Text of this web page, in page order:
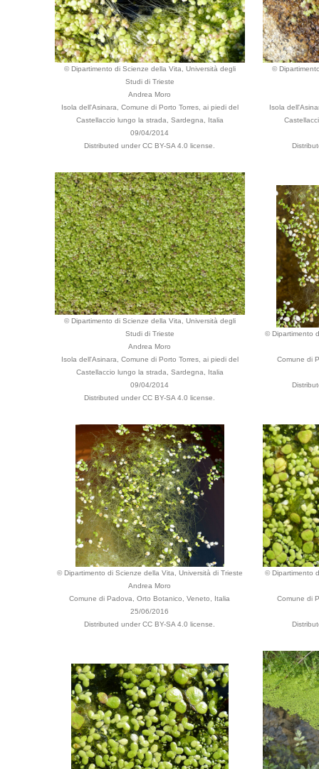
© Dipartimento di Scienze della Vita, Università degli
Studi di Trieste
Andrea Moro
Isola dell'Asinara, Comune di Porto Torres, ai piedi del
Castellaccio lungo la strada, Sardegna, Italia
09/04/2014
Distributed under CC BY-SA 4.0 license.
©
Isola
© Dipartimento di Scienze della Vita, Università degli
Studi di Trieste
Andrea Moro
Isola dell'Asinara, Comune di Porto Torres, ai piedi del
Castellaccio lungo la strada, Sardegna, Italia
09/04/2014
Distributed under CC BY-SA 4.0 license.
© Dipartimento
Comune di
© Dipartimento di Scienze della Vita, Università di Trieste
Andrea Moro
Comune di Padova, Orto Botanico, Veneto, Italia
25/06/2016
Distributed under CC BY-SA 4.0 license.
© Dipartimento
Comune di